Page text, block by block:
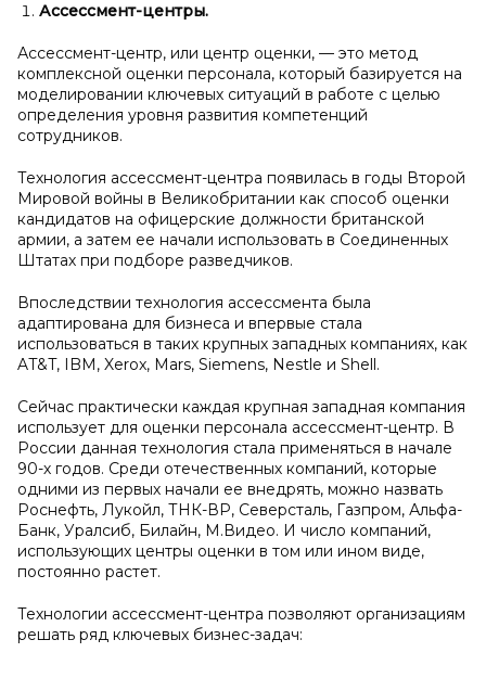
Ассессмент-центры.
Ассессмент-центр, или центр оценки, — это метод
комплексной оценки персонала, который базируется на
моделировании ключевых ситуаций в работе с целью
определения уровня развития компетенций
сотрудников.
Технология ассессмент-центра появилась в годы Второй
Мировой войны в Великобритании как способ оценки
кандидатов на офицерские должности британской
армии, а затем ее начали использовать в Соединенных
Штатах при подборе разведчиков.
Впоследствии технология ассессмента была
адаптирована для бизнеса и впервые стала
использоваться в таких крупных западных компаниях, как
AT&T, IBM, Xerox, Mars, Siemens, Nestle и Shell.
Сейчас практически каждая крупная западная компания
использует для оценки персонала ассессмент-центр. В
России данная технология стала применяться в начале
90-х годов. Среди отечественных компаний, которые
одними из первых начали ее внедрять, можно назвать
Роснефть, Лукойл, ТНК-ВР, Северсталь, Газпром, Альфа-
Банк, Уралсиб, Билайн, М.Видео. И число компаний,
использующих центры оценки в том или ином виде,
постоянно растет.
Технологии ассессмент-центра позволяют организациям
решать ряд ключевых бизнес-задач: